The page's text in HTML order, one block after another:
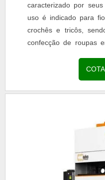
caracterizado por
uso é indicado para
crochês e tricôs,
confecção de roupas